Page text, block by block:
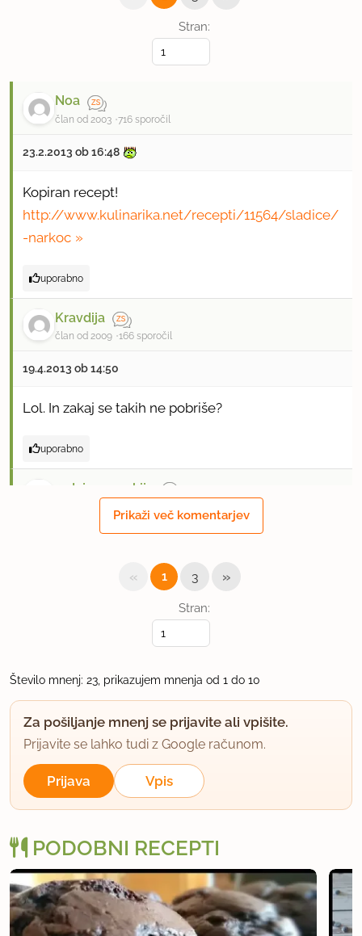
Stran:
Noa
član od 2003 716 sporočil
23.2.2013 ob 16:48
Kopiran recept!
http://www.kulinarika.net/recepti/11564/sladice/
-narkoc
uporabno
Kravdija
član od 2009 166 sporočil
19.4.2013 ob 14:50
Lol. In zakaj se takih ne pobriše?
uporabno
radajemsmokije
lahko bi vsaj pobrisali modelcek..
član od 2013 1 sporočil
mislim da bom poskusila
uporabno
član od 2013 2 sporočil
26.9.2013 ob 15:47
a mi lahko kdo pove zakaj se mi postavjo mal bl
Prikaži več komentarjev
Stran:
« 1 3 »
Število mnenj: 23, prikazujem mnenja od 1 do 10
Za pošiljanje mnenj se prijavite ali vpišite.
Prijavite se lahko tudi z Google računom.
Prijava Vpis
PODOBNI RECEPTI